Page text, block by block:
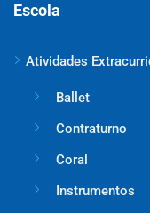
Escola
Atividades
Ballet
Contraturno
Coral
Instrumentos